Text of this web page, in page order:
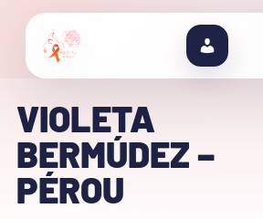
VIOLETA
BERMÚDEZ –
PÉROU